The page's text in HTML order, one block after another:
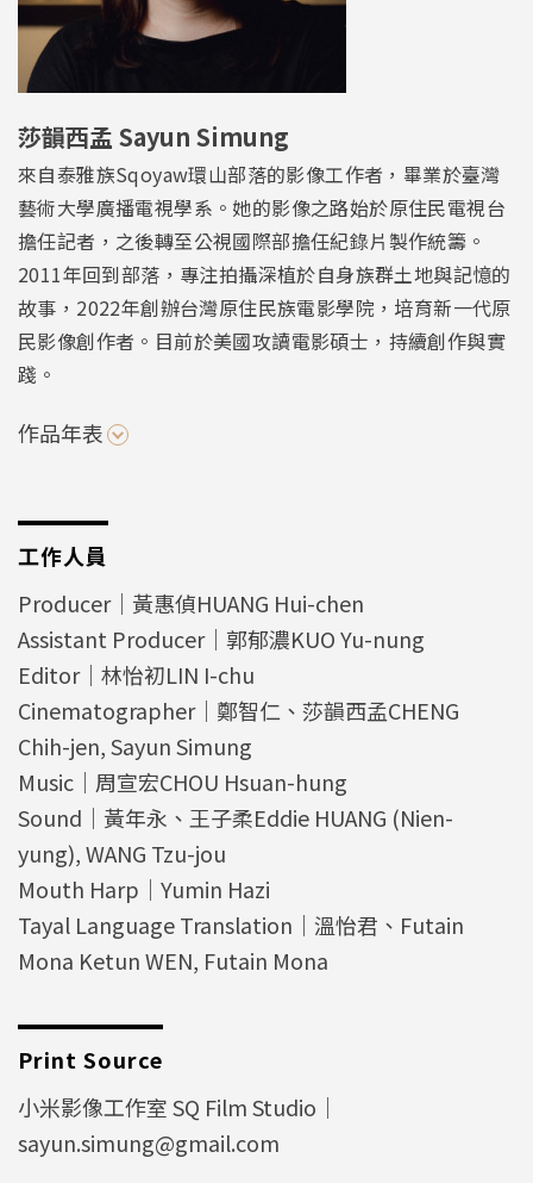
莎韻西孟 Sayun Simung
來自泰雅族Sqoyaw環山部落的影像工作者，畢業於臺灣
藝術大學廣播電視學系。她的影像之路始於原住民電視台
擔任記者，之後轉至公視國際部擔任紀錄片製作統籌。
2011年回到部落，專注拍攝深植於自身族群土地與記憶的
故事，2022年創辦台灣原住民族電影學院，培育新一代原
民影像創作者。目前於美國攻讀電影碩士，持續創作與實
踐。
作品年表
工作人員
Producer｜黃惠偵HUANG Hui-chen
Assistant Producer｜郭郁濃KUO Yu-nung
Editor｜林怡初LIN I-chu
Cinematographer｜鄭智仁、莎韻西孟CHENG
Chih-jen, Sayun Simung
Music｜周宣宏CHOU Hsuan-hung
Sound｜黃年永、王子柔Eddie HUANG (Nien-
yung), WANG Tzu-jou
Mouth Harp｜Yumin Hazi
Tayal Language Translation｜溫怡君、Futain
Mona Ketun WEN, Futain Mona
Print Source
小米影像工作室 SQ Film Studio｜
sayun.simung@gmail.com